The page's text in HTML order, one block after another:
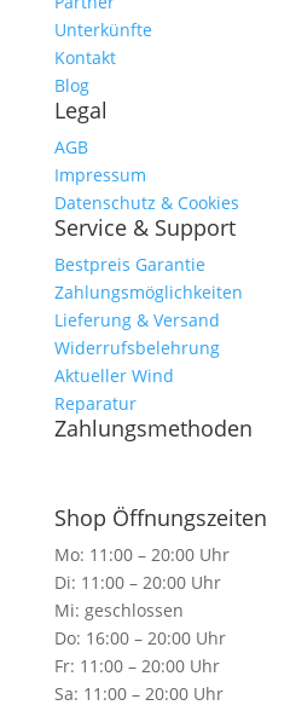
Unterkünfte
Kontakt
Blog
Legal
AGB
Impressum
Datenschutz & Cookies
Service & Support
Bestpreis Garantie
Zahlungsmöglichkeiten
Lieferung & Versand
Widerrufsbelehrung
Aktueller Wind
Reparatur
Zahlungsmethoden
Shop Öffnungszeiten
Mo: 11:00 – 20:00 Uhr
Di: 11:00 – 20:00 Uhr
Mi: geschlossen
Do: 16:00 – 20:00 Uhr
Fr: 11:00 – 20:00 Uhr
Sa: 11:00 – 20:00 Uhr